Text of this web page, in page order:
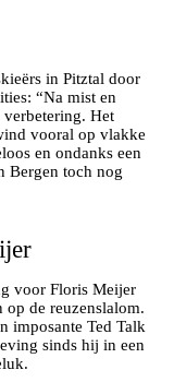
in Pitztal door
“Na mist en
verbetering. Het
vooral op vlakke
en ondanks een
Bergen toch nog
voor Floris Meijer
de reuzenslalom.
imposante Ted Talk
sinds hij in een